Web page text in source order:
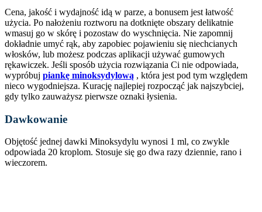
Cena, jakość i wydajność idą w parze, a bonusem jest łatwość
użycia. Po nałożeniu roztworu na dotknięte obszary delikatnie
wmasuj go w skórę i pozostaw do wyschnięcia. Nie zapomnij
dokładnie umyć rąk, aby zapobiec pojawieniu się niechcianych
włosków, lub możesz podczas aplikacji używać gumowych
rękawiczek. Jeśli sposób użycia rozwiązania Ci nie odpowiada,
wypróbuj piankę minoksydylową , która jest pod tym względem
nieco wygodniejsza. Kurację najlepiej rozpocząć jak najszybciej,
gdy tylko zauważysz pierwsze oznaki łysienia.
Dawkowanie
Objętość jednej dawki Minoksydylu wynosi 1 ml, co zwykle
odpowiada 20 kroplom. Stosuje się go dwa razy dziennie, rano i
wieczorem.